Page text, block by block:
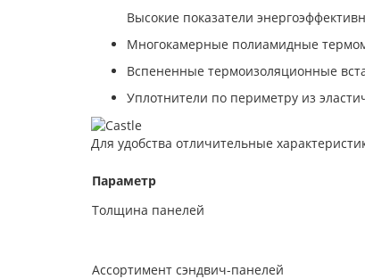
Высокие показатели
Многокамерные полиамидные
Вспененные термоизоляционные
Уплотнители по периметру из
Для удобства отличительные
Параметр
Толщина панелей
Ассортимент сэндвич-панелей